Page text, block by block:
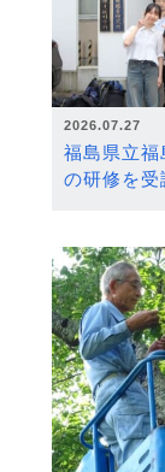
2026.07.27
福島県立福
の研修を受